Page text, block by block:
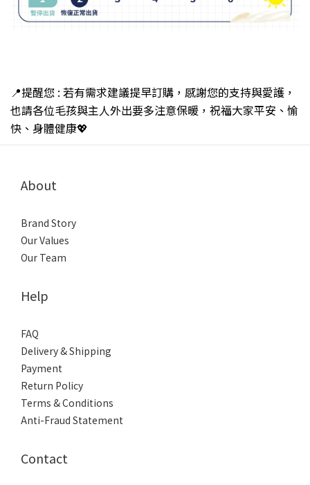
📍提醒您 : 若有需求建議提早訂購 ，感謝您的支持與愛護 ，
也請各位毛孩與主人外出要多注意保暖，祝福大家平安、愉
快、身體健康💖
About
Brand Story
Our Values
Our Team
Help
FAQ
Delivery & Shipping
Payment
Return Policy
Terms & Conditions
Anti-Fraud Statement
Contact